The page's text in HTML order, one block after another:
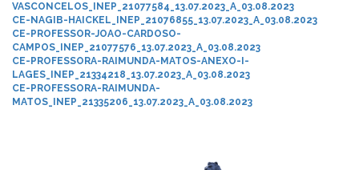
VASCONCELOS_INEP_21077584_13.07.2023_A_03.08.2023
CE-NAGIB-HAICKEL_INEP_21076855_13.07.2023_A_03.08.2023
CE-PROFESSOR-JOAO-CARDOSO-
CAMPOS_INEP_21077576_13.07.2023_A_03.08.2023
CE-PROFESSORA-RAIMUNDA-MATOS-ANEXO-I-
LAGES_INEP_21334218_13.07.2023_A_03.08.2023
CE-PROFESSORA-RAIMUNDA-
MATOS_INEP_21335206_13.07.2023_A_03.08.2023